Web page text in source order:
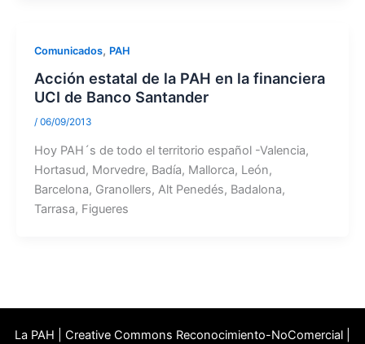
Comunicados, PAH
Acción estatal de la PAH en la financiera
UCI de Banco Santander
/ 06/09/2013
Hoy PAH´s de todo el territorio español -Valencia,
Hortasud, Morvedre, Badía, Mallorca, León,
Barcelona, Granollers, Alt Penedés, Badalona,
Tarrasa, Figueres
La PAH | Creative Commons Reconocimiento-NoComercial |